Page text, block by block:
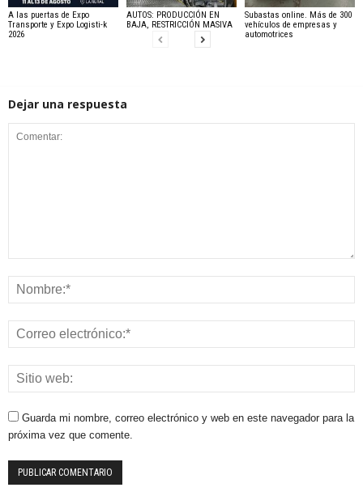
A las puertas de Expo
Transporte y Expo Logisti-k
2026
AUTOS: PRODUCCIÓN EN
BAJA, RESTRICCIÓN MASIVA
Subastas online. Más de 300
vehículos de empresas y
automotrices
Dejar una respuesta
Guarda mi nombre, correo electrónico y web en este navegador para la
próxima vez que comente.